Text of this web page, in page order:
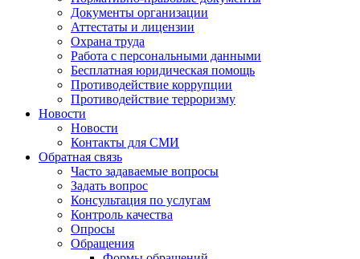
Документы организации
Аттестаты и лицензии
Охрана труда
Работа с персональными данными
Бесплатная юридическая помощь
Противодействие коррупции
Противодействие терроризму
Новости
Новости
Контакты для СМИ
Обратная связь
Часто задаваемые вопросы
Задать вопрос
Консультация по услугам
Контроль качества
Опросы
Обращения